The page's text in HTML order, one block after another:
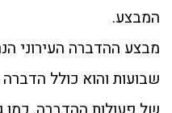
המבצע.
מבצע ההדברה העירוני
שבועות והוא כולל הדברה